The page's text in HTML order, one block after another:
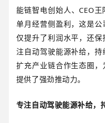
能链智电创始人、CEO
单月经营侧盈利，这是
仅提升了利润水平，还
注自动驾驶能源补给，持
扩充产业链合作生态圈
提供了强劲推动力。
专注自动驾驶能源补给，